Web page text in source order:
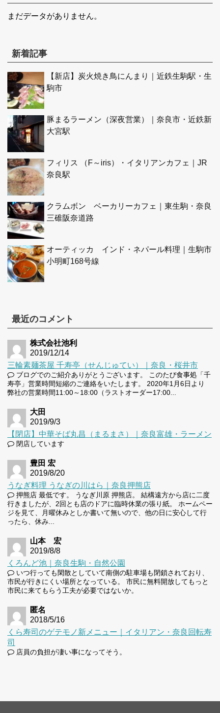
まだデータがありません。
新着記事
【新店】炭火焼き鳥にんまり｜近鉄生駒駅・生
駒市
豚まるラーメン（深夜営業）｜奈良市・近鉄新
大宮駅
フィリス （F～iris）・イタリアンカフェ｜JR
奈良駅
クラムボン ベーカリーカフェ｜東生駒・奈良
三碓阪奈道路
オーティッカ インド・ネパール料理｜生駒市
小明町168号線
最近のコメント
株式会社池利
2019/12/14
三輪素麺茶屋 千寿亭（せんじゅてい）｜奈良・桜井市
ブログでのご紹介ありがとうございます。 このたび食事処「千
寿亭」営業時間短縮のご連絡をいたします。 2020年1月6日より
弊社の営業時間11:00～18:00（ラストオーダー17:00...
大田
2019/9/3
【閉店】中華そば丸昌（まるまさ）｜奈良富雄・ラーメン
閉店しています
豊田 宏
2019/8/20
うなぎ料理 うなぎの川はら｜奈良押熊店
押熊店 最低です。 うなぎ川原 押熊店。 結構遠方から店に二度
行きましたが、2回とも店のドアに臨時休業の張り紙。 ホームペー
ジを見て、月曜休みとしか書いて無いので、他の日に安心して行
ったら、休み...
山本 宏
2019/8/8
くろんど池｜奈良生駒・自然公園
いつ行っても閑散としていて南側の駐車場も閉鎖されており、
市民が行きにくい場所となっている。 市民に無料開放してもっと
市民に来てもらう工夫が必要ではないか。
匿名
2018/5/16
くら寿司のゲテモノ新メニュー｜イタリアン・奈良回転寿
司
店員の負担が凄い事になってそう。